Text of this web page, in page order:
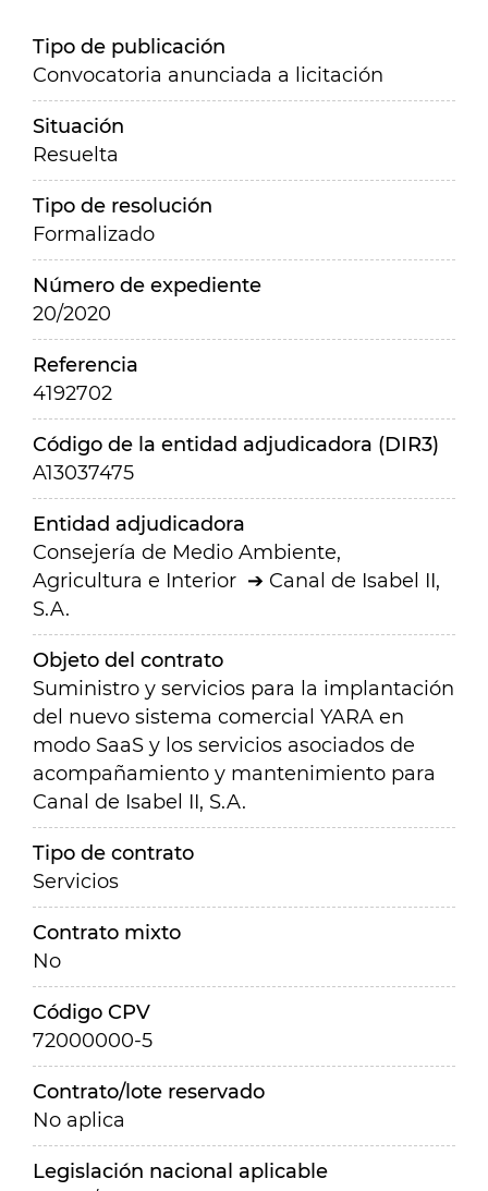
Tipo de publicación
Convocatoria anunciada a licitación
Situación
Resuelta
Tipo de resolución
Formalizado
Número de expediente
20/2020
Referencia
4192702
Código de la entidad adjudicadora (DIR3)
A13037475
Entidad adjudicadora
Consejería de Medio Ambiente,
Agricultura e Interior
Canal de Isabel II,
S.A.
Objeto del contrato
Suministro y servicios para la implantación
del nuevo sistema comercial YARA en
modo SaaS y los servicios asociados de
acompañamiento y mantenimiento para
Canal de Isabel II, S.A.
Tipo de contrato
Servicios
Contrato mixto
No
Código CPV
72000000-5
Contrato/lote reservado
No aplica
Legislación nacional aplicable